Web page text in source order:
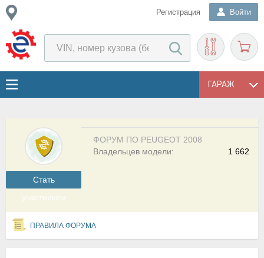
Регистрация Войти
ГАРАЖ
Cтать
участником
ФОРУМ ПО PEUGEOT 2008
1 662
Владельцев модели:
ПРАВИЛА ФОРУМА